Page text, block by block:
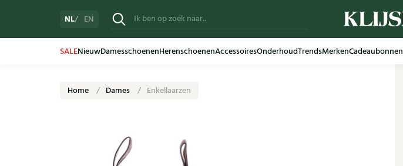
NL EN
SALENieuwDamesschoenenHerenschoenenAccessoiresOnderhoudTrendsMerkenCadeaubonnen
Home Dames Enkellaarzen